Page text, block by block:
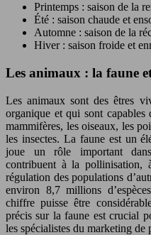
Printemps : saison de la
Été : saison chaude et
Automne : saison de la
Hiver : saison froide et
Les animaux : la faune
Les animaux sont des êtres
organique et qui sont
mammifères, les oiseaux, les
les insectes. La faune est un
joue un rôle important
contribuent à la pollinisation,
régulation des populations
environ 8,7 millions
chiffre puisse être
précis sur la faune est crucial
les spécialistes du marketing de